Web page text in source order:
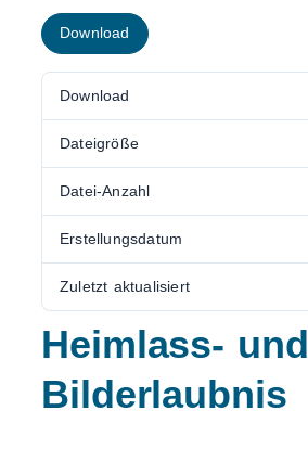
Download
Download
Dateigröße
Datei-Anzahl
Erstellungsdatum
Zuletzt aktualisiert
Heimlass- und
Bilderlaubnis